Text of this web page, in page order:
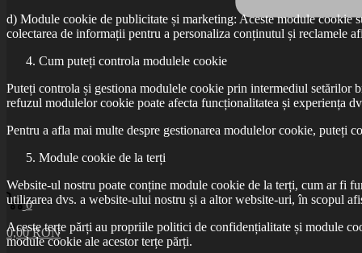
0
0,00RON
d) Module cookie de publicitate și marketing: Aceste module cookie
colectarea de informații pentru a personaliza conținutul și reclamele
Cum puteți controla modulele cookie
Puteți controla și gestiona modulele cookie prin intermediul setărilor
refuzul modulelor cookie poate afecta funcționalitatea și experiența
Pentru a afla mai multe despre gestionarea modulelor cookie, puteți
Module cookie de la terți
Website-ul nostru poate conține module cookie de la terți, cum ar fi
utilizarea dvs. a website-ului nostru și a altor website-uri, în scopul
Aceste terțe părți au propriile politici de confidențialitate și module
module cookie ale acestor terțe părți.